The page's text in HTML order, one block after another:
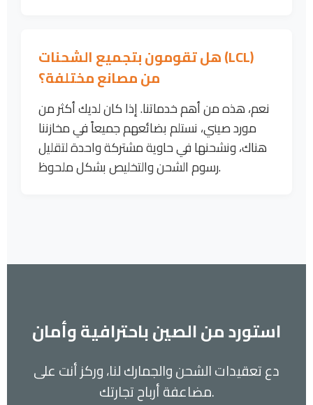
هل تقومون بتجميع الشحنات (LCL)
من مصانع مختلفة؟
نعم، هذه من أهم خدماتنا. إذا كان لديك أكثر من
مورد صيني، نستلم بضائعهم جميعاً في مخازننا
هناك، ونشحنها في حاوية مشتركة واحدة لتقليل
رسوم الشحن والتخليص بشكل ملحوظ.
استورد من الصين باحترافية وأمان
دع تعقيدات الشحن والجمارك لنا، وركز أنت على
مضاعفة أرباح تجارتك.